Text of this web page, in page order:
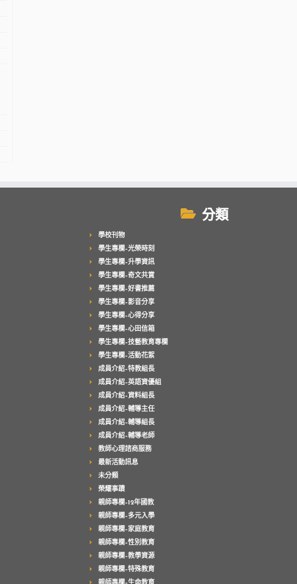
分類
學校刊物
學生專欄–光榮時刻
學生專欄–升學資訊
學生專欄–奇文共賞
學生專欄–好書推薦
學生專欄–影音分享
學生專欄–心得分享
學生專欄–心田信箱
學生專欄–技藝教育專欄
學生專欄–活動花絮
成員介紹–特教組長
成員介紹–英語資優組
成員介紹–資料組長
成員介紹–輔導主任
成員介紹–輔導組長
成員介紹–輔導老師
教師心理諮商服務
最新活動訊息
未分類
榮耀事蹟
親師專欄–12年國教
親師專欄–多元入學
親師專欄–家庭教育
親師專欄–性別教育
親師專欄–教學資源
親師專欄–特殊教育